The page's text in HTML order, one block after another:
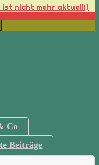
nicht mehr aktuell!)
Co
Beiträge